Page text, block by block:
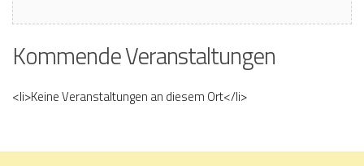
Kommende Veranstaltungen
<li>Keine Veranstaltungen an diesem Ort</li>